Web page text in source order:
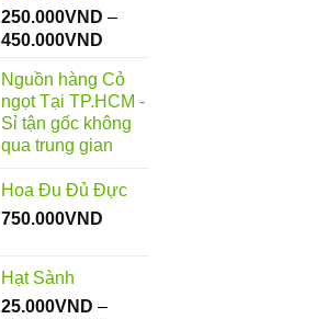
đến
250.000VND –
450.000VND
từ
250.000VND
đến
450.000VND
Nguồn hàng Cỏ
ngọt Tại TP.HCM -
Sỉ tận gốc không
qua trung gian
Hoa Đu Đủ Đực
750.000VND
Hạt Sành
25.000VND –